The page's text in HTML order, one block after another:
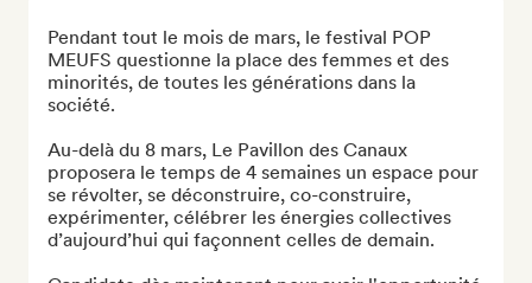
Pendant tout le mois de mars, le festival POP
MEUFS questionne la place des femmes et des
minorités, de toutes les générations dans la
société.
Au-delà du 8 mars, Le Pavillon des Canaux
proposera le temps de 4 semaines un espace pour
se révolter, se déconstruire, co-construire,
expérimenter, célébrer les énergies collectives
d’aujourd’hui qui façonnent celles de demain.